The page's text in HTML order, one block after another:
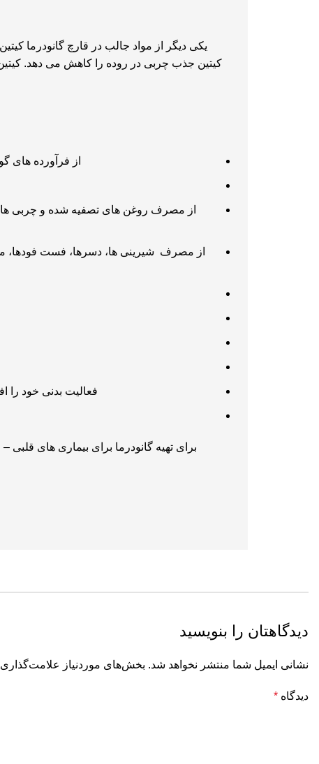
یکی دیگر از مواد جالب در قارچ گانودرما
کیتین جذب چربی در روده را کاهش می دهد.
از فرآورده
از مصرف روغن های تصفیه شده و چربی های
از مصرف شیرینی ها، دسرها، فست فودها،
فعالیت بدنی خود را
برای تهیه گانودرما برای بیماری های قلبی
دیدگاهتان را بنویسید
نشانی ایمیل شما منتشر نخواهد شد. بخش‌های موردنیاز علامت‌گذاری
دیدگاه *